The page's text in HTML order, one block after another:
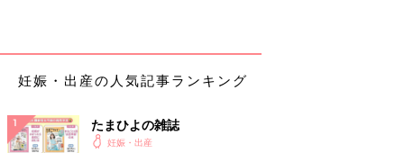
妊娠・出産の人気記事ランキング
たまひよの雑誌
妊娠・出産